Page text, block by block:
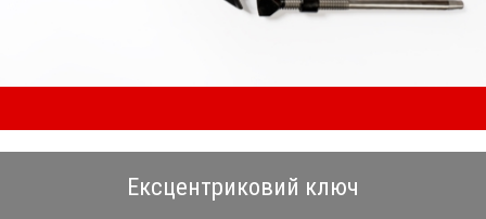
Ексцентриковий ключ